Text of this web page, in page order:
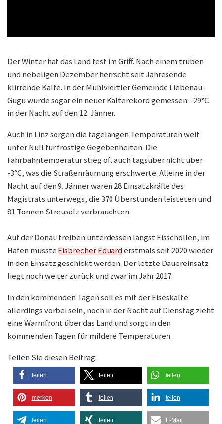
Der Winter hat das Land fest im Griff. Nach einem trüben
und nebeligen Dezember herrscht seit Jahresende
klirrende Kälte. In der Mühlviertler Gemeinde Liebenau-
Gugu wurde sogar ein neuer Kälterekord gemessen: -29°C
in der Nacht auf den 12. Jänner.
Auch in Linz sorgen die tagelangen Temperaturen weit
unter Null für frostige Gegebenheiten. Die
Fahrbahntemperatur stieg oft auch tagsüber nicht über
-3°C, was die Straßenräumung erschwerte. Alleine in der
Nacht auf den 9. Jänner waren 28 Einsatzkräfte des
Magistrats unterwegs, die 370 Überstunden leisteten und
81 Tonnen Streusalz verbrauchten.
Auf der Donau treiben unterdessen längst Eisschollen, im
Hafen musste Eisbrecher Eduarderstmals seit 2020 wieder
in den Einsatz geschickt werden. Der letzte Dauereinsatz
liegt noch weiter zurück und zwar im Jahr 2017.
In den kommenden Tagen soll es mit der Eiseskälte
allerdings vorbei sein, noch in der Nacht auf Dienstag zieht
eine Warmfront über das Land und sorgt in den
kommenden Tagen für mildere Temperaturen.
Teilen Sie diesen Beitrag:
teilen teilen teilen
merken teilen teilen
teilen teilen E-Mail